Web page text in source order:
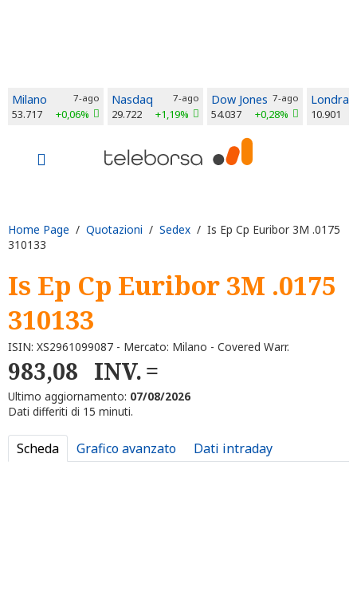
Milano 7-ago
53.717 +0,06%
Nasdaq 7-ago
29.722 +1,19%
Dow Jones 7-ago
54.037 +0,28%
Londra
10.901
Home Page / Quotazioni / Sedex / Is Ep Cp Euribor 3M .0175
310133
Is Ep Cp Euribor 3M .0175
310133
ISIN: XS2961099087 - Mercato: Milano - Covered Warr.
983,08 INV.
Ultimo aggiornamento: 07/08/2026
Dati differiti di 15 minuti.
Scheda Grafico avanzato Dati intraday